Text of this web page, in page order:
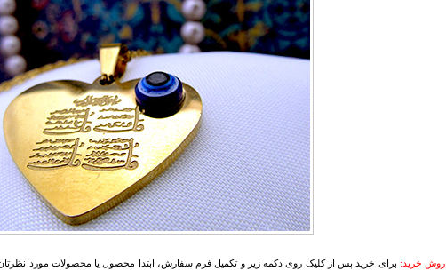
روش خرید: برای خرید پس از کلیک روی دکمه زیر و تکمیل فرم سفارش، ابتدا محصول یا محصولات مورد